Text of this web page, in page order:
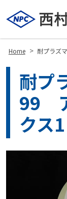
Home > 耐プラズ
耐プ
99
クス1
Site
Footer